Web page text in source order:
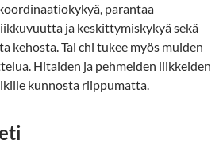
parantaa
ja keskittymiskykyä sekä
kehosta. Tai chi tukee myös muiden
Hitaiden ja pehmeiden liikkeiden
kunnosta riippumatta.